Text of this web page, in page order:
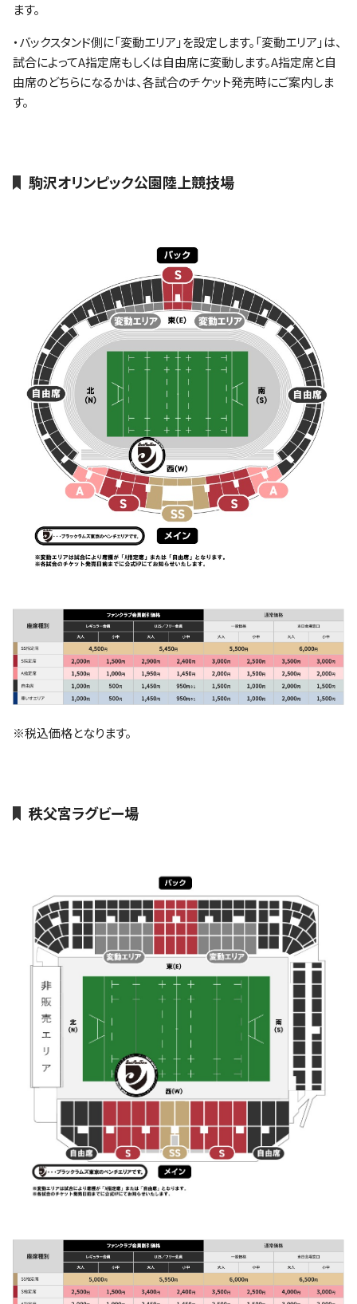
ます。
・バックスタンド側に「変動エリア」を設定します。「変動エリア」は、
試合によってA指定席もしくは自由席に変動します。A指定席と自
由席のどちらになるかは、各試合のチケット発売時にご案内しま
す。
駒沢オリンピック公園陸上競技場
※税込価格となります。
秩父宮ラグビー場